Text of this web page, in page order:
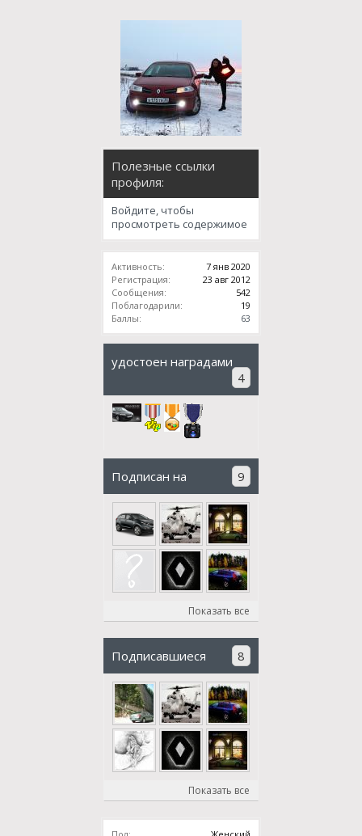
Полезные ссылки
профиля:
Войдите, чтобы
просмотреть содержимое
Активность:
7 янв 2020
Регистрация:
23 авг 2012
Сообщения:
542
Поблагодарили:
19
Баллы:
63
удостоен наградами
4
Подписан на 9
Показать все
Подписавшиеся 8
Показать все